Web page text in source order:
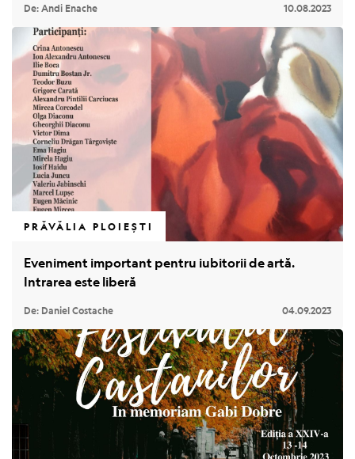
De: Andi Enache 10.08.2023
PRĂVĂLIA PLOIEȘTI
Eveniment important pentru iubitorii de artă.
Intrarea este liberă
De: Daniel Costache 04.09.2023